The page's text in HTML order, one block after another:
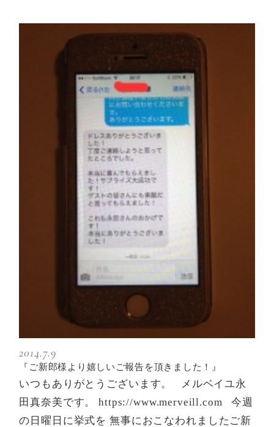
2014.7.9
『ご新郎様より嬉しいご報告を頂きました！』
いつもありがとうございます。 メルベイユ永
田真奈美です。 https://www.merveill.com 今週
の日曜日に挙式を 無事におこなわれましたご新